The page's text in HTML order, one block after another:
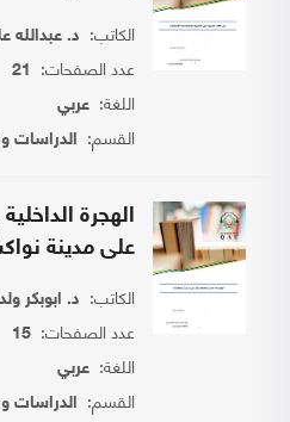
الكاتب: د. عبدالله
عدد الصفحات: 21
اللغة:عربي
القسم: الدراسات
الهجرة
على مدينة
الكاتب: د. ابوبكر
عدد الصفحات:15
اللغة:عربي
القسم: الدراسات